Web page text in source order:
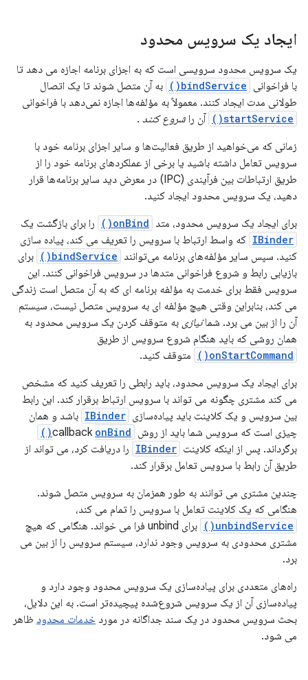
ایجاد یک سرویس محدود
یک سرویس محدود سرویسی است که به اجزای برنامه اجازه می دهد تا
با فراخوانی bindService()
به آن متصل شوند تا یک اتصال
طولانی مدت ایجاد کنند. معمولاً به مؤلفه‌ها اجازه نمی‌دهد با فراخوانی
startService() آن راشروع کنند .
زمانی که می‌خواهید از طریق فعالیت‌ها و سایر اجزای برنامه خود با
سرویس تعامل داشته باشید یا برخی از عملکردهای برنامه خود را از
طریق ارتباطات بین فرآیندی (IPC) در معرض دید سایر برنامه‌ها قرار
دهید، یک سرویس محدود ایجاد کنید.
برای ایجاد یک سرویس محدود، متد onBind() را برای بازگشت یک
IBinder که واسط ارتباط با سرویس را تعریف می کند، پیاده سازی
کنید. سپس سایر مؤلفه‌های برنامه می‌توانند bindService()
برای
بازیابی رابط و شروع فراخوانی متدها در سرویس فراخوانی کنند. این
سرویس فقط برای خدمت به مؤلفه برنامه ای که به آن متصل است زندگی
می کند، بنابراین وقتی هیچ مؤلفه ای به سرویس متصل نیست، سیستم
آن را از بین می برد. شمانیازی به متوقف کردن یک سرویس محدود به
همان روشی که باید هنگام شروع سرویس از طریق
onStartCommand()
متوقف کنید.
برای ایجاد یک سرویس محدود، باید رابطی را تعریف کنید که مشخص
می کند مشتری چگونه می تواند با سرویس ارتباط برقرار کند. این رابط
بین سرویس و یک کلاینت باید پیاده‌سازی IBinder باشد و همان
چیزی است که سرویس شما باید از روش callback onBind()
برگرداند. پس از اینکه کلاینت IBinder را دریافت کرد، می تواند از
طریق آن رابط با سرویس تعامل برقرار کند.
چندین مشتری می توانند به طور همزمان به سرویس متصل شوند.
هنگامی که یک کلاینت تعامل با سرویس را تمام می کند،
unbindService()
برای unbind فرا می خواند. هنگامی که هیچ
مشتری محدودی به سرویس وجود ندارد، سیستم سرویس را از بین می
برد.
راه‌های متعددی برای پیاده‌سازی یک سرویس محدود وجود دارد و
پیاده‌سازی آن از یک سرویس شروع‌شده پیچیده‌تر است. به این دلایل،
بحث سرویس محدود در یک سند جداگانه در مورد خدمات محدود ظاهر
می شود.